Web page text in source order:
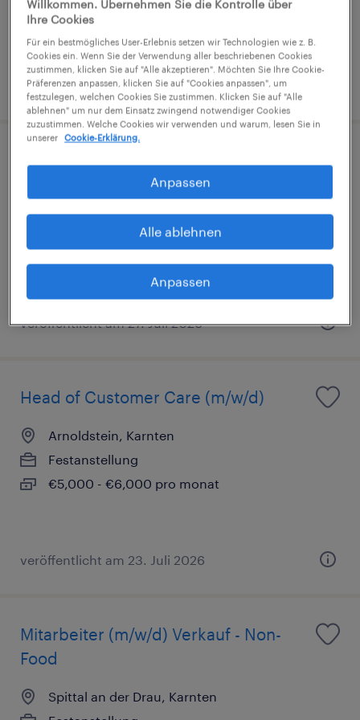
Festanstellung
€1,702 - €1,959 pro monat
veröffentlicht am 30. Juli 2026
Junior Quality Control Specialist
Festanstellung
veröffentlicht am 27. Juli 2026
Head of Customer Care (m/w/d)
Arnoldstein, Karnten
Festanstellung
€5,000 - €6,000 pro monat
veröffentlicht am 23. Juli 2026
Mitarbeiter (m/w/d) Verkauf - Non-
Food
Spittal an der Drau, Karnten
Willkommen. Übernehmen Sie die Kontrolle über
Ihre Cookies
Für ein bestmögliches User-Erlebnis setzen wir Technologien wie z. B.
Cookies ein. Wenn Sie der Verwendung aller beschriebenen Cookies
zustimmen, klicken Sie auf "Alle akzeptieren". Möchten Sie Ihre Cookie-
Präferenzen anpassen, klicken Sie auf "Cookies anpassen", um
festzulegen, welchen Cookies Sie zustimmen. Klicken Sie auf "Alle
ablehnen" um nur dem Einsatz zwingend notwendiger Cookies
zuzustimmen. Welche Cookies wir verwenden und warum, lesen Sie in
unserer
Cookie-Erklärung.
Anpassen
Alle ablehnen
Anpassen